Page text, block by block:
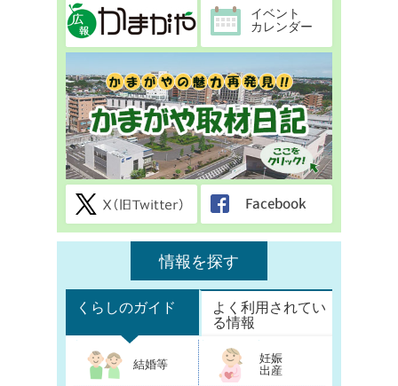
イベント
カレンダー
情報を探す
くらしのガイド
よく利用されてい
る情報
結婚等
妊娠
出産